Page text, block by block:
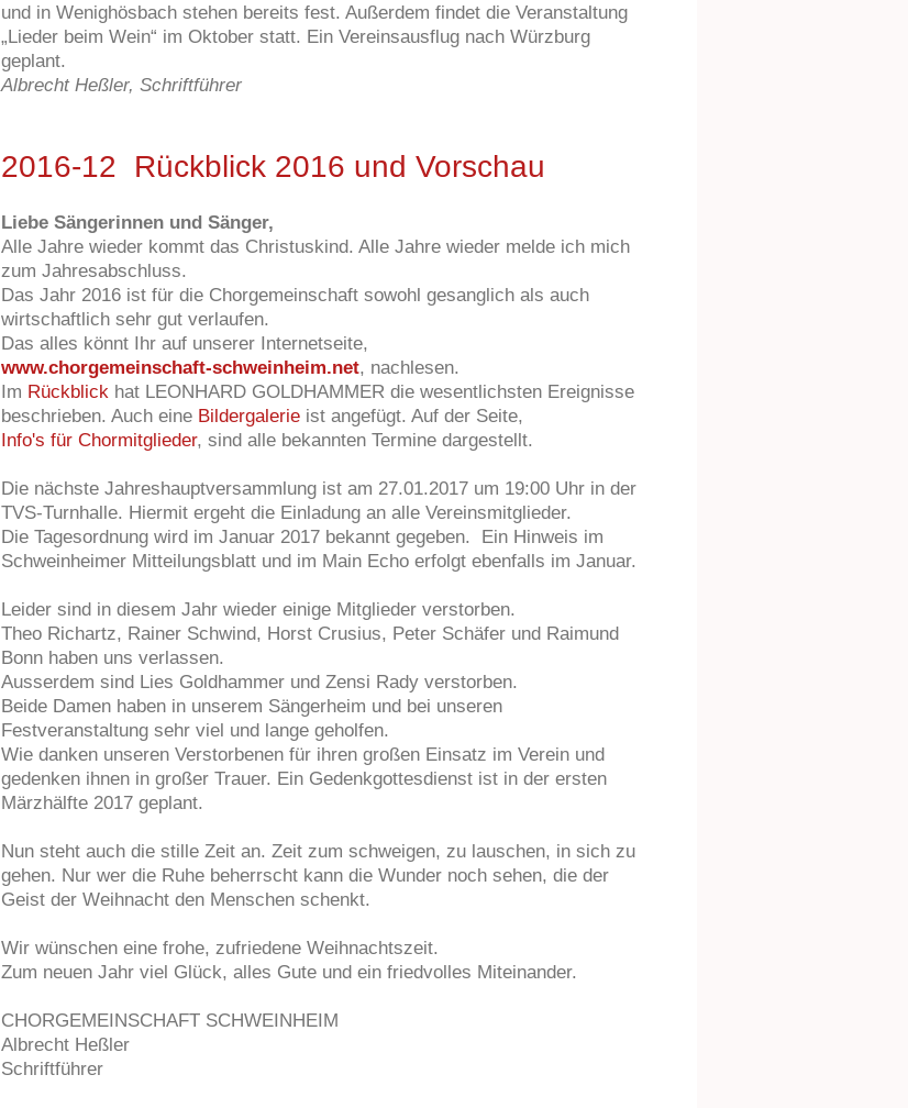
und in Wenighösbach stehen bereits fest. Außerdem findet die Veranstaltung
„Lieder beim Wein“ im Oktober statt. Ein Vereinsausflug nach Würzburg
geplant.
Albrecht Heßler, Schriftführer
2016-12 Rückblick 2016 und Vorschau
Liebe Sängerinnen und Sänger,
Alle Jahre wieder kommt das Christuskind. Alle Jahre wieder melde ich mich
zum Jahresabschluss.
Das Jahr 2016 ist für die Chorgemeinschaft sowohl gesanglich als auch
wirtschaftlich sehr gut verlaufen.
Das alles könnt Ihr auf unserer Internetseite,
www.chorgemeinschaft-schweinheim.net, nachlesen.
Im Rückblick hat LEONHARD GOLDHAMMER die wesentlichsten Ereignisse
beschrieben. Auch eine Bildergalerie ist angefügt. Auf der Seite,
Info's für Chormitglieder, sind alle bekannten Termine dargestellt.
Die nächste Jahreshauptversammlung ist am 27.01.2017 um 19:00 Uhr in der
TVS-Turnhalle. Hiermit ergeht die Einladung an alle Vereinsmitglieder.
Die Tagesordnung wird im Januar 2017 bekannt gegeben. Ein Hinweis im
Schweinheimer Mitteilungsblatt und im Main Echo erfolgt ebenfalls im Januar.
Leider sind in diesem Jahr wieder einige Mitglieder verstorben.
Theo Richartz, Rainer Schwind, Horst Crusius, Peter Schäfer und Raimund
Bonn haben uns verlassen.
Ausserdem sind Lies Goldhammer und Zensi Rady verstorben.
Beide Damen haben in unserem Sängerheim und bei unseren
Festveranstaltung sehr viel und lange geholfen.
Wie danken unseren Verstorbenen für ihren großen Einsatz im Verein und
gedenken ihnen in großer Trauer. Ein Gedenkgottesdienst ist in der ersten
Märzhälfte 2017 geplant.
Nun steht auch die stille Zeit an. Zeit zum schweigen, zu lauschen, in sich zu
gehen. Nur wer die Ruhe beherrscht kann die Wunder noch sehen, die der
Geist der Weihnacht den Menschen schenkt.
Wir wünschen eine frohe, zufriedene Weihnachtszeit.
Zum neuen Jahr viel Glück, alles Gute und ein friedvolles Miteinander.
CHORGEMEINSCHAFT SCHWEINHEIM
Albrecht Heßler
Schriftführer